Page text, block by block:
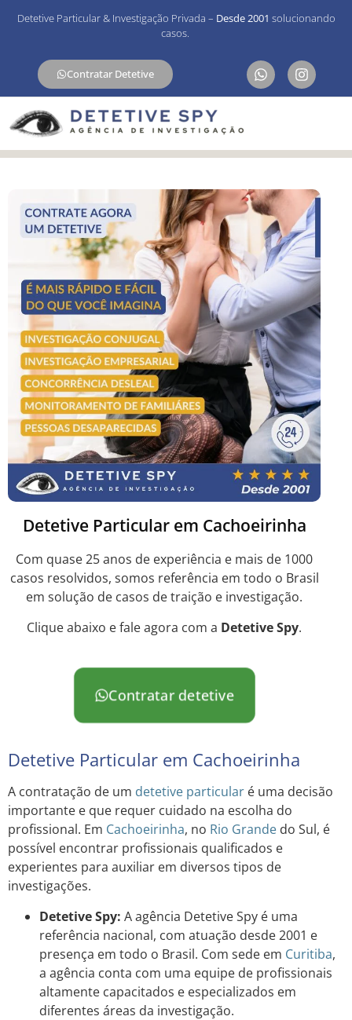
Detetive Particular & Investigação Privada – Desde 2001 solucionando
casos.
Contratar Detetive
Detetive Particular em Cachoeirinha
Com quase 25 anos de experiência e mais de 1000
casos resolvidos, somos referência em todo o Brasil
em solução de casos de traição e investigação.
Clique abaixo e fale agora com a Detetive Spy.
Contratar detetive
Detetive Particular em Cachoeirinha
A contratação de um detetive particular é uma decisão
importante e que requer cuidado na escolha do
profissional. Em Cachoeirinha, no Rio Grande do Sul, é
possível encontrar profissionais qualificados e
experientes para auxiliar em diversos tipos de
investigações.
Detetive Spy: A agência Detetive Spy é uma
referência nacional, com atuação desde 2001 e
presença em todo o Brasil. Com sede em Curitiba,
a agência conta com uma equipe de profissionais
altamente capacitados e especializados em
diferentes áreas da investigação.